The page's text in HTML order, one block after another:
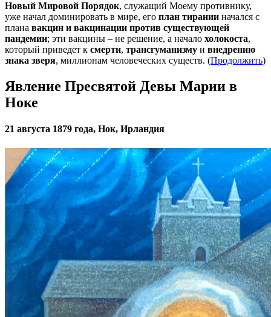
Новый Мировой Порядок, служащий Моему противнику,
уже начал доминировать в мире, его план тирании начался с
плана вакцин и вакцинации против существующей
пандемии; эти вакцины – не решение, а начало холокоста,
который приведет к смерти, трансгуманизму и внедрению
знака зверя, миллионам человеческих существ. (Продолжить)
Явление Пресвятой Девы Марии в
Ноке
21 августа 1879 года, Нок, Ирландия